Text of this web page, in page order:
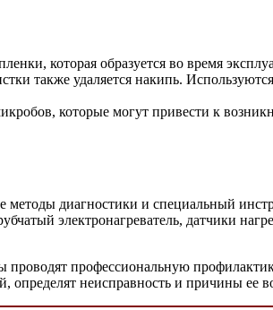
которая образуется во время
также удаляется накипь.
которые могут привести к
диагностики и специальный
электронагреватель, датчики
профессиональную
определят неисправность и причины ее